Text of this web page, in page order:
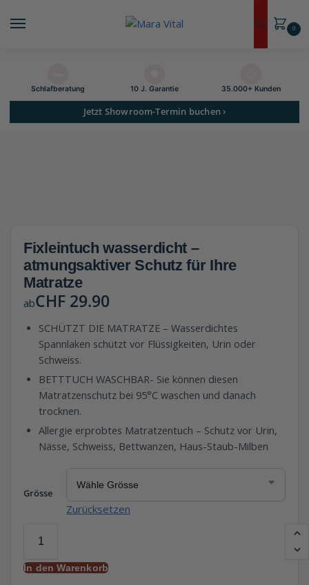
0
Schlaf­beratung 10 J. Garantie 35.000+ Kunden
Jetzt Showroom-Termin buchen ›
Fixleintuch wasserdicht –
atmungsaktiver Schutz für Ihre
Matratze
abCHF 29.90
SCHÜTZT DIE MATRATZE – Wasserdichtes
Spannlaken schützt vor Flüssigkeiten, Urin oder
Schweiss.
BETTTUCH WASCHBAR- Sie können diesen
Matratzenschutz bei 95°C waschen und danach
trocknen.
Allergie erprobtes Matratzentuch – Schutz vor Urin,
Nässe, Schweiss, Bettwanzen, Haus-Staub-Milben
Grösse
Zurücksetzen
In den Warenkorb